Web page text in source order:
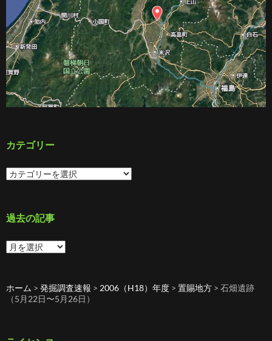
カテゴリー
カ
テ
ー
過去の記事
過
去
事
ホーム > 発掘調査速報 > 2006（H18）年度 > 置賜地方 > 石畑遺跡
（5月22日〜5月26日）